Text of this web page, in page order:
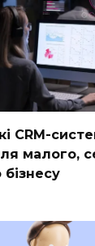
CRM-
малого,